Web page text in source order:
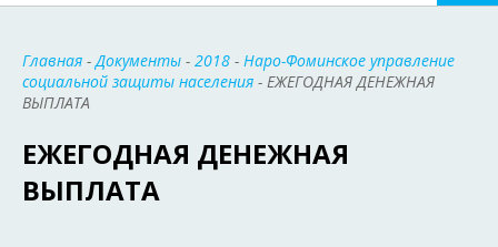
Главная -Документы - 2018 - Наро-Фоминское управление
социальной защиты населения - ЕЖЕГОДНАЯ ДЕНЕЖНАЯ
ВЫПЛАТА
ЕЖЕГОДНАЯ ДЕНЕЖНАЯ
ВЫПЛАТА